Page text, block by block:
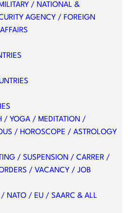
/ NATIONAL &
AGENCY / FOREIGN
/ YOGA / MEDITATION /
/ HOROSCOPE / ASTROLOGY
/ SUSPENSION / CARRER /
/ VACANCY / JOB
/ NATO / EU / SAARC & ALL